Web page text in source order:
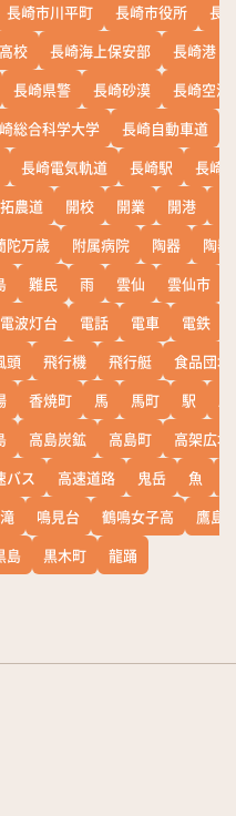
長崎市川平町 長崎市役所
長
校 長崎海上保安部
長崎港
長崎県警 長崎砂漠
長崎空港
総合科学大学 長崎自動車道
長崎電気軌道 長崎駅
長崎
農道 開校 開業 開港
陀万歳 附属病院 陶器
陶器
難民 雨 雲仙 雲仙市
電波灯台 電話 電車 電鉄
頭 飛行機 飛行艇
食品団地
香焼町 馬 馬町 駅
高島炭鉱 高島町
高架広場
バス 高速道路 鬼岳 魚
鳴見台 鶴鳴女子高
鷹島
島 黒木町 龍踊